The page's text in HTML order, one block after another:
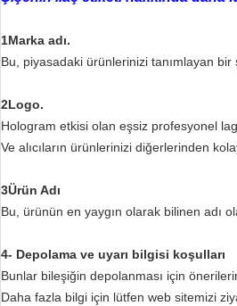
1Marka adı.
Bu, piyasadaki ürünlerinizi tanımlayan bir
2Logo.
Hologram etkisi olan eşsiz profesyonel
Ve alıcıların ürünlerinizi diğerlerinden
3Ürün Adı
Bu, ürünün en yaygın olarak bilinen adı
4- Depolama ve uyarı bilgisi koşulları
Bunlar bileşiğin depolanması için
Daha fazla bilgi için lütfen web sitemizi